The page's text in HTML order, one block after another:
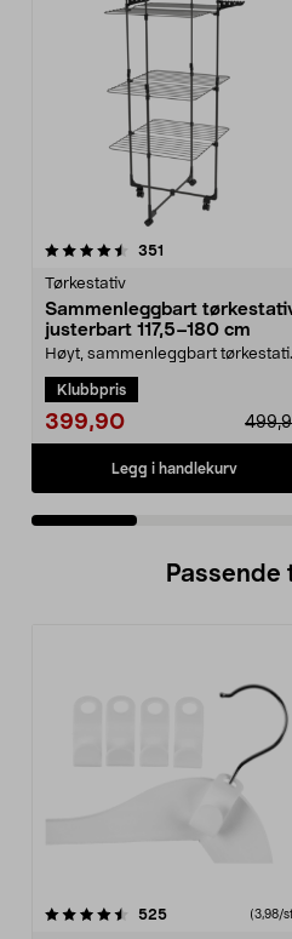
351
Tørkestativ
Sammenleggbart
justerbart 117,5–180 cm
Høyt, sammenleggbart
tørkeplass på små fl...
Klubbpris
399,90
Legg i handlekurv
4.5 av 5 stjerner
Passende
525anmeldelser(3,98/
4.5av 5 stjerner